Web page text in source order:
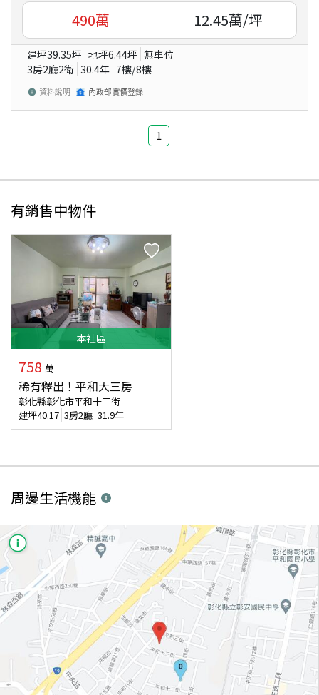
490萬 12.45萬/坪
建坪39.35坪 地坪6.44坪 無車位
3房2廳2衛 30.4年 7樓/8樓
資料說明 內政部實價登錄
1
有銷售中物件
本社區
758 萬
稀有釋出！平和大三房
彰化縣彰化市平和十三街
建坪40.17 3房2廳 31.9年
周邊生活機能